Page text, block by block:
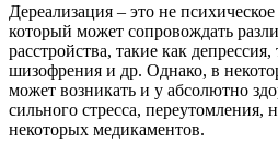
Дереализация – это не
который может сопровождать
расстройства, такие как
шизофрения и др. Однако, в
может возникать и у абсолютно
сильного стресса, переутомления,
некоторых медикаментов.